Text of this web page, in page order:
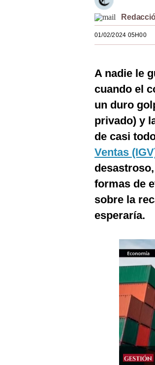
01/02/2024 05H00
A nadie le
cuando el
un duro
privado) y
de casi
Ventas
formas de
sobre la
esperaría.